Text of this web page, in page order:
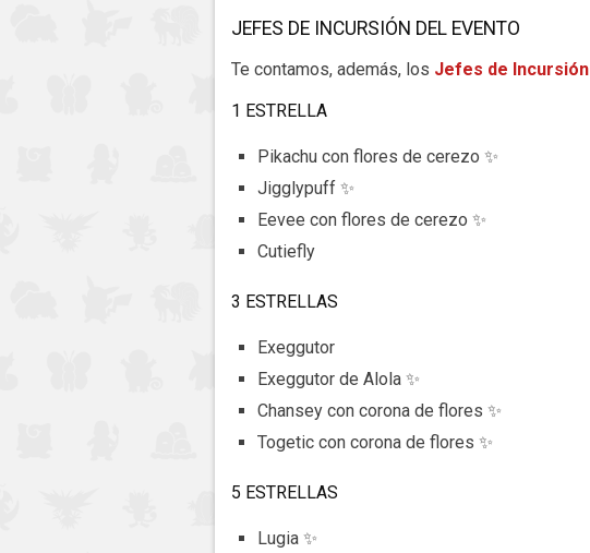
JEFES DE INCURSIÓN DEL EVENTO
Te contamos, además, los Jefes de Incursión
1 ESTRELLA
Pikachu con flores de cerezo ✨
Jigglypuff ✨
Eevee con flores de cerezo ✨
Cutiefly
3 ESTRELLAS
Exeggutor
Exeggutor de Alola ✨
Chansey con corona de flores ✨
Togetic con corona de flores ✨
5 ESTRELLAS
Lugia ✨